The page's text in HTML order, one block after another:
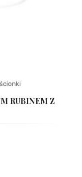
RUBINEM Z